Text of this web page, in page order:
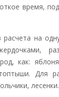
время,
на
как:
Для
лесенки.